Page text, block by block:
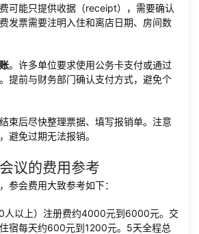
可能只提供收据（receipt），需要确认
发票需要注明入住和离店日期、房间数
。许多单位要求使用公务卡支付或通过
提前与财务部门确认支付方式，避免个
束后尽快整理票据、填写报销单。注意
避免过期无法报销。
议的费用参考
参会费用大致参考如下：
人以上）注册费约4000元到6000元。交
宿每天约600元到1200元。5天全程总